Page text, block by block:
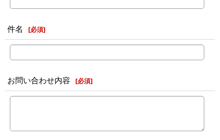
件名 [必須]
お問い合わせ内容 [必須]